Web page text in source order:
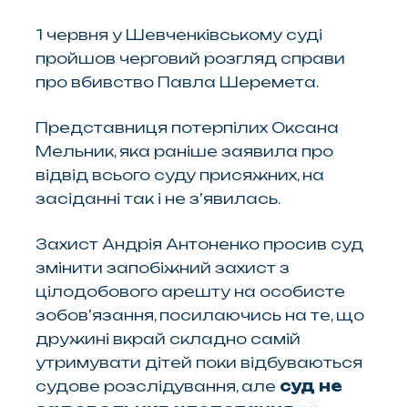
1 червня у Шевченківському суді
пройшов черговий розгляд справи
про вбивство Павла Шеремета.
Представниця потерпілих Оксана
Мельник, яка раніше заявила про
відвід всього суду присяжних, на
засіданні так і не з’явилась.
Захист Андрія Антоненко просив суд
змінити запобіжний захист з
цілодобового арешту на особисте
зобов’язання, посилаючись на те, що
дружині вкрай складно самій
утримувати дітей поки відбуваються
судове розслідування, але суд не